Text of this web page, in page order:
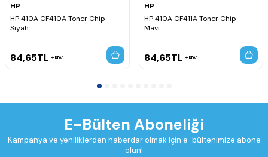
HP
HP 410A CF410A Toner Chip -
Siyah
84,65TL KDV
HP
HP 410A CF411A Toner Chip -
Mavi
84,65TL KDV
E-Bülten Aboneliği
Kampanya ve yeniliklerden haberdar olmak için e-bültenimize abone
olun!